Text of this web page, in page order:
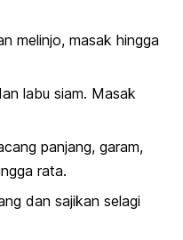
melinjo, masak hingga
labu siam. Masak
panjang, garam,
rata.
dan sajikan selagi